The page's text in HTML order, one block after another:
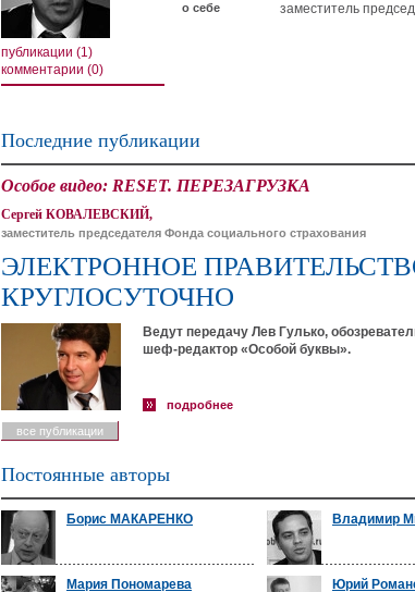
публикации (1)
комментарии (0)
о себе
заместитель
Последние публикации
Особое видео: RESET. ПЕРЕЗАГРУЗКА
Сергей КОВАЛЕВСКИЙ,
заместитель председателя Фонда социального страхования
ЭЛЕКТРОННОЕ
КРУГЛОСУТОЧНО
Ведут передачу Лев Гулько,
шеф-редактор «Особой буквы».
подробнее
все публикации
Постоянные авторы
Борис МАКАРЕНКО Владимир
Мария Пономарева Юрий